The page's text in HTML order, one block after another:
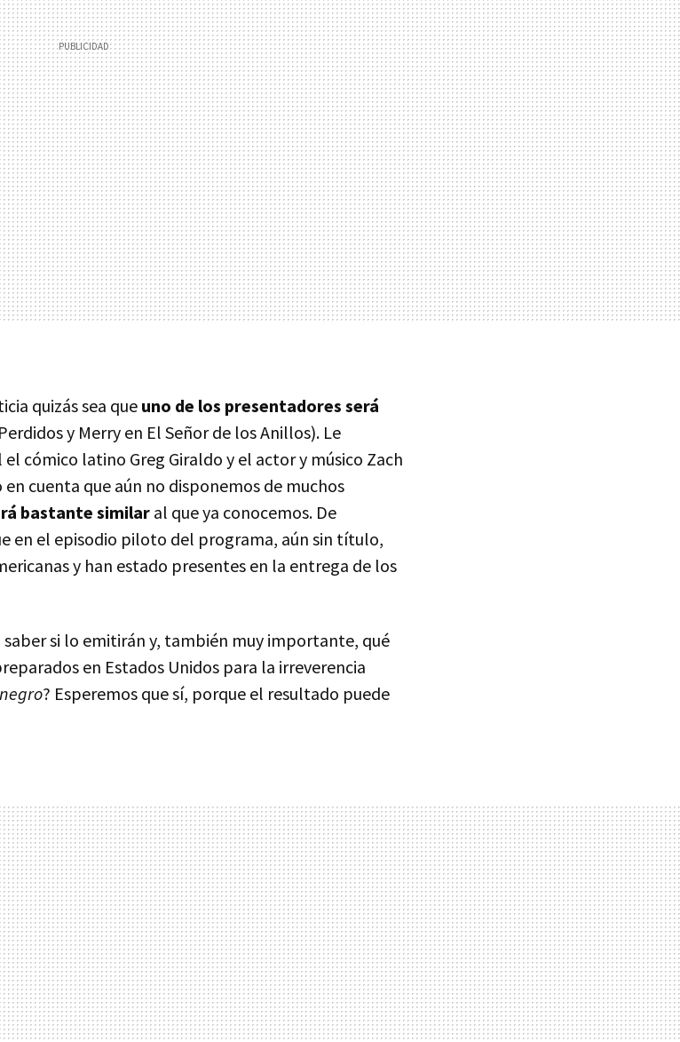
quizás sea que uno de los presentadores será
y Merry en El Señor de los Anillos). Le
cómico latino Greg Giraldo y el actor y músico Zach
cuenta que aún no disponemos de muchos
bastante similar al que ya conocemos. De
en el episodio piloto del programa, aún sin título,
y han estado presentes en la entrega de los
si lo emitirán y, también muy importante, qué
en Estados Unidos para la irreverencia
? Esperemos que sí, porque el resultado puede